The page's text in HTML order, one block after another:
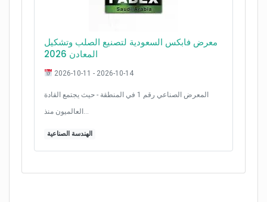
معرض فابكس السعودية لتصنيع الصلب وتشكيل
المعادن 2026
2026-10-11 - 2026-10-14
المعرض الصناعي رقم 1 في المنطقة - حيث يجتمع القادة
العالميون منذ…
الهندسة الصناعية